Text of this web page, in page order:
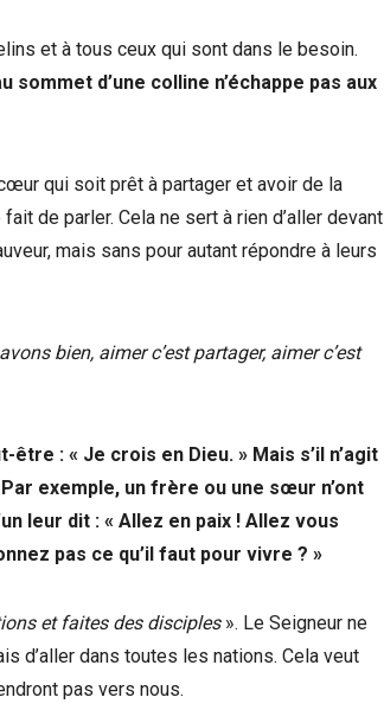
et à tous ceux qui sont dans le besoin.
d’une colline n’échappe pas aux
qui soit prêt à partager et avoir de la
de parler. Cela ne sert à rien d’aller devant
mais sans pour autant répondre à leurs
bien, aimer c’est partager, aimer c’est
: « Je crois en Dieu. » Mais s’il n’agit
exemple, un frère ou une sœur n’ont
leur dit : « Allez en paix ! Allez vous
pas ce qu’il faut pour vivre ? »
et faites des disciples». Le Seigneur ne
d’aller dans toutes les nations. Cela veut
pas vers nous.